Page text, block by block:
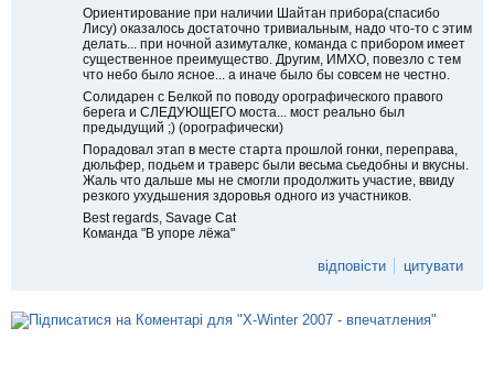
Ориентирование при наличии Шайтан прибора(спасибо
Лису) оказалось достаточно тривиальным, надо что-то с этим
делать... при ночной азимуталке, команда с прибором имеет
существенное преимущество. Другим, ИМХО, повезло с тем
что небо было ясное... а иначе было бы совсем не честно.
Солидарен с Белкой по поводу орографического правого
берега и СЛЕДУЮЩЕГО моста... мост реально был
предыдущий ;) (орографически)
Порадовал этап в месте старта прошлой гонки, переправа,
дюльфер, подьем и траверс были весьма сьедобны и вкусны.
Жаль что дальше мы не смогли продолжить участие, ввиду
резкого ухудьшения здоровья одного из участников.
Best regards, Savage Cat
Команда "В упоре лёжа"
відповісти цитувати